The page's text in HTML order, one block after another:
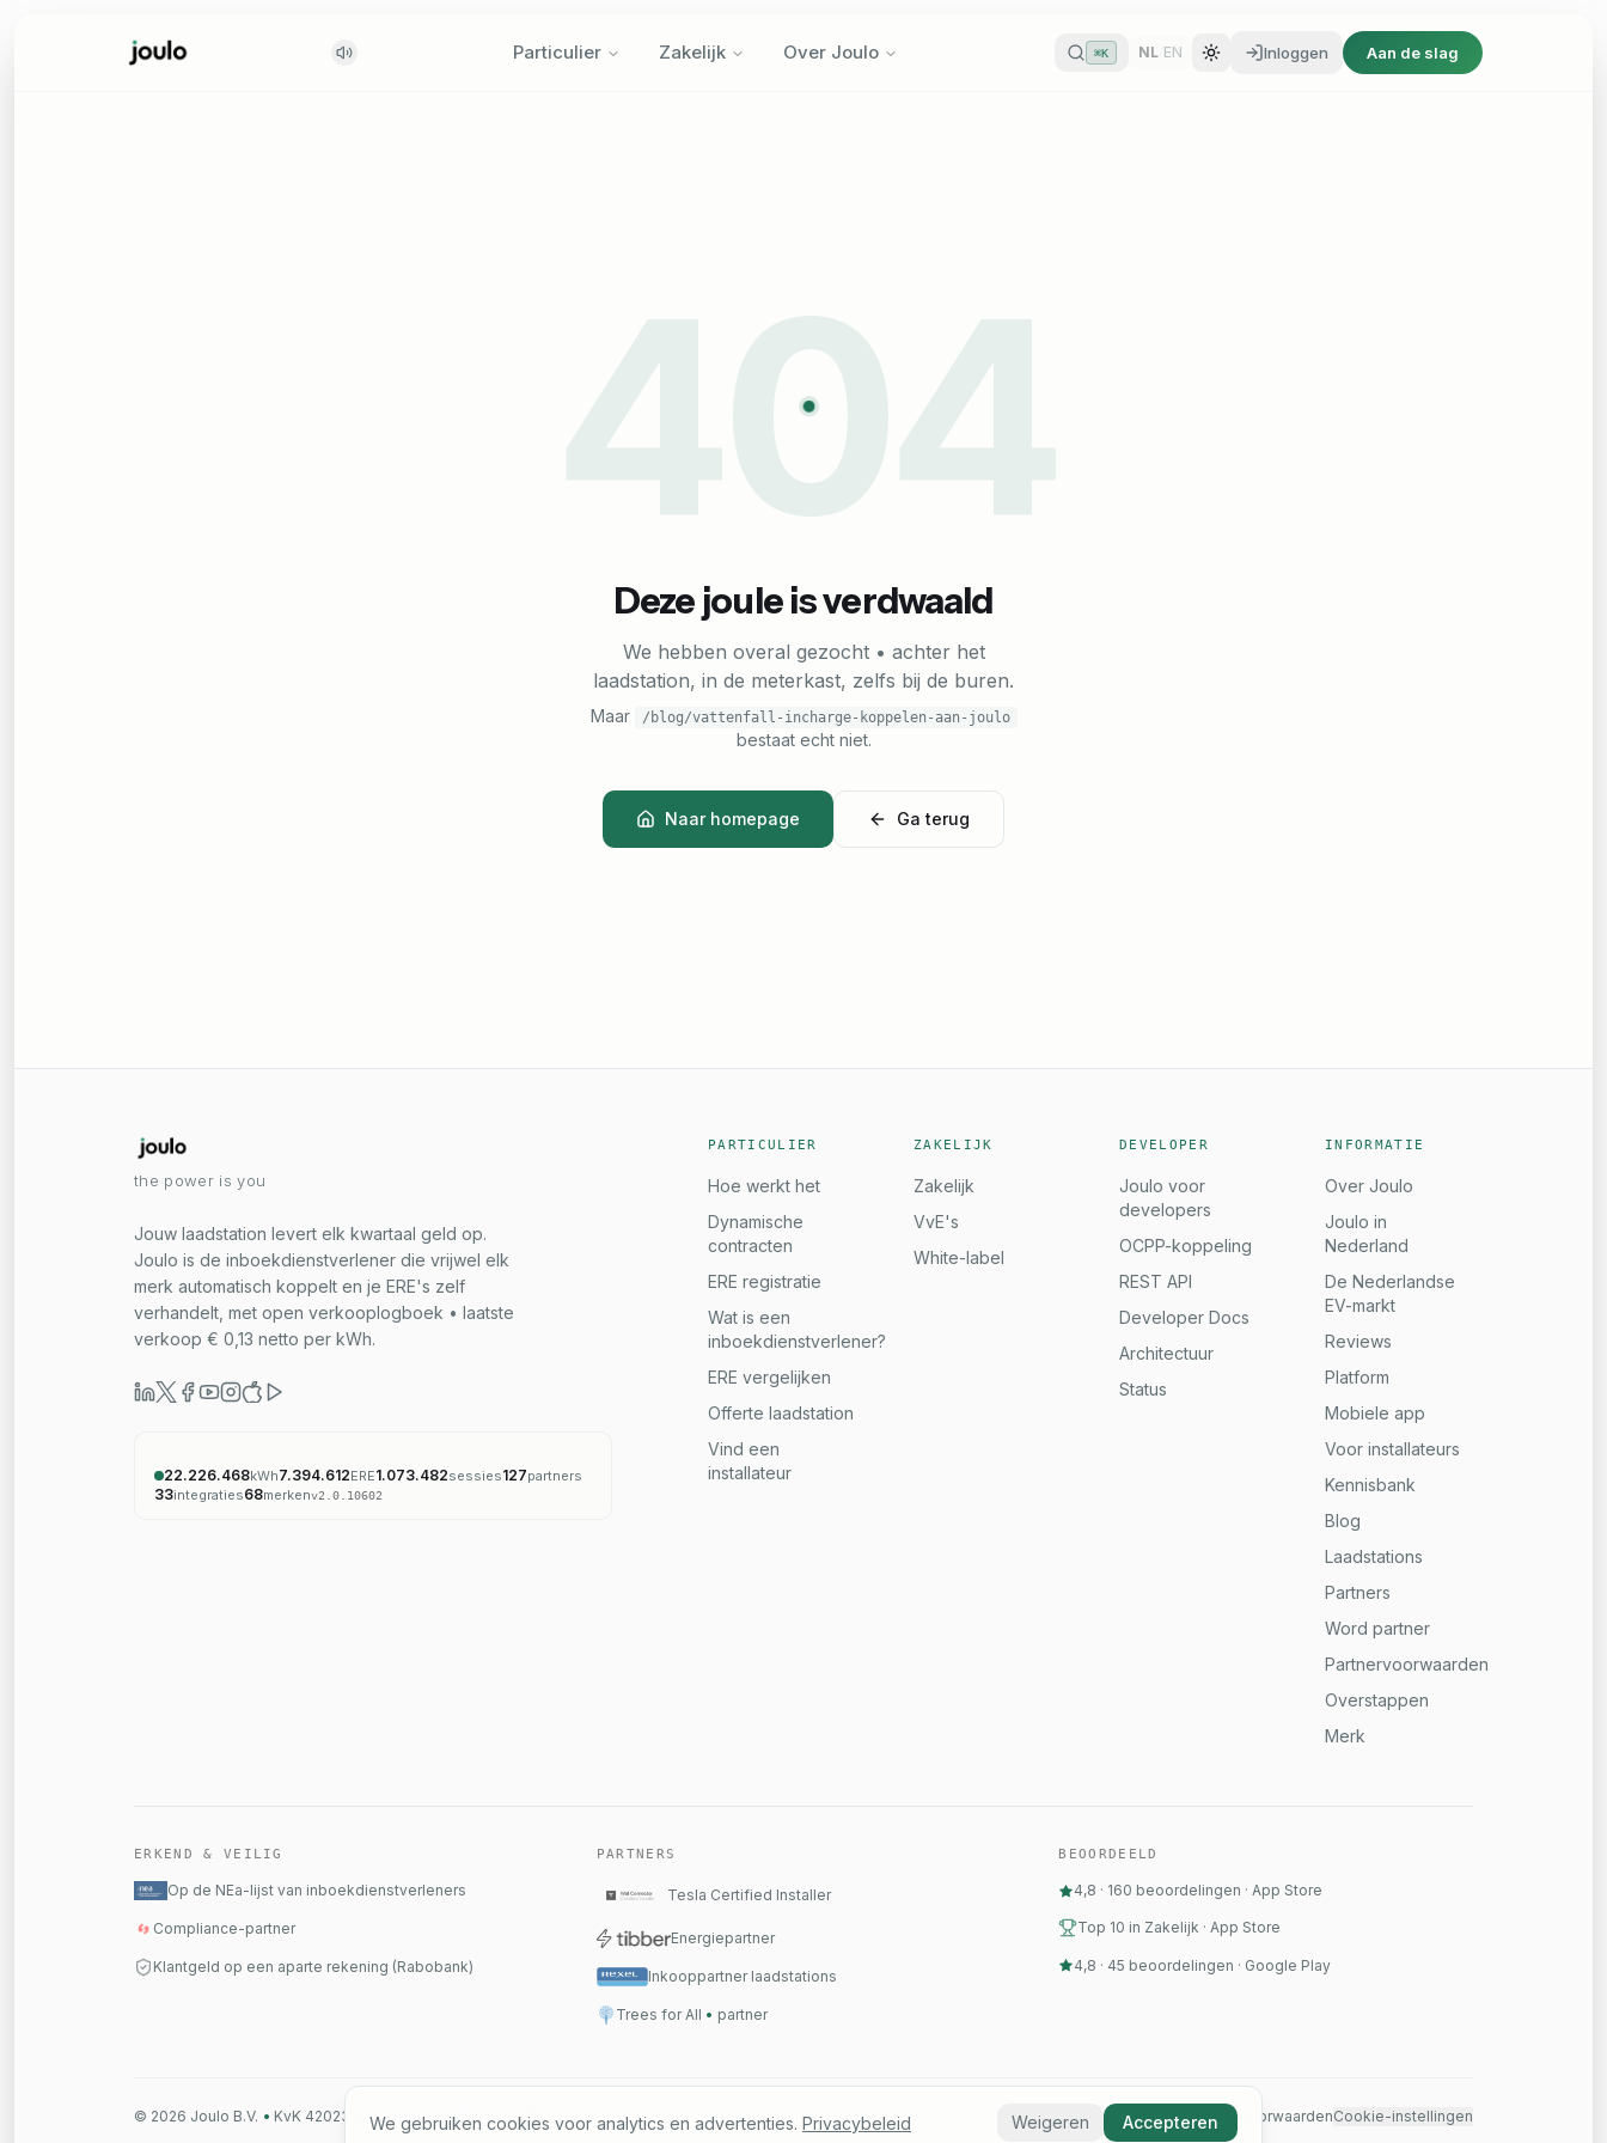
Particulier Zakelijk Over Joulo ⌘K NL/ EN Inloggen Aan de slag
Aan de slag
404
Deze joule is verdwaald
We hebben overal gezocht • achter het
laadstation, in de meterkast, zelfs bij de buren.
Maar /blog/vattenfall-incharge-koppelen-aan-joulo
bestaat echt niet.
Naar homepage Ga terug
the power is you
Jouw laadstation levert elk kwartaal geld op.
Joulo is de inboekdienstverlener die vrijwel elk
merk automatisch koppelt en je ERE's zelf
verhandelt, met open verkooplogboek • laatste
verkoop € 0,13 netto per kWh.
22.226.468kWh7.394.612ERE1.073.482sessies127partners
33integraties68merkenv2.0.10602
PARTICULIER
Hoe werkt het
Dynamische
contracten
ERE registratie
Wat is een
inboekdienstverlener?
ERE vergelijken
Offerte laadstation
Vind een
installateur
ZAKELIJK
Zakelijk
VvE's
White-label
DEVELOPER
Joulo voor
developers
OCPP-koppeling
REST API
Developer Docs
Architectuur
Status
INFORMATIE
Over Joulo
Joulo in
Nederland
De Nederlandse
EV-markt
Reviews
Platform
Mobiele app
Voor installateurs
Kennisbank
Blog
Laadstations
Partners
Word partner
Partnervoorwaarden
Overstappen
Merk
ERKEND & VEILIG
Op de NEa-lijst van inboekdienstverleners
Compliance-partner
Klantgeld op een aparte rekening (Rabobank)
PARTNERS
Tesla Certified Installer
Energiepartner
Inkooppartner laadstations
Trees for All • partner
BEOORDEELD
4,8 · 160 beoordelingen ·App Store
Top 10 in Zakelijk · App Store
4,8 · 45 beoordelingen · Google Play
© 2026 Joulo B.V. • KvK 42023359 • BTW NL869344109B01 ContactStatusPrivacybeleidAlgemene voorwaardenCookie-instellingen
We gebruiken cookies voor analytics en advertenties. Privacybeleid Weigeren Accepteren